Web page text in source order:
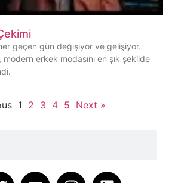
geçen gün değişiyor ve gelişiyor.
erkek modasını en şık şekilde
1 2 3 4 5 Next »